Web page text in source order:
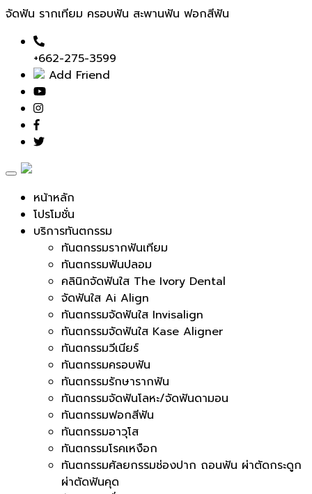
จัดฟัน รากเทียม ครอบฟัน สะพานฟัน ฟอกสีฟัน
+662-275-3599
Add Friend
Toggle
หน้าหลัก
โปรโมชั่น
บริการทันตกรรม
ทันตกรรมรากฟันเทียม
ทันตกรรมฟันปลอม
คลินิกจัดฟันใส The Ivory Dental
จัดฟันใส Ai Align
ทันตกรรมจัดฟันใส Invisalign
ทันตกรรมจัดฟันใส Kase Aligner
ทันตกรรมวีเนียร์
ทันตกรรมครอบฟัน
ทันตกรรมรักษารากฟัน
ทันตกรรมจัดฟันโลหะ/จัดฟันดามอน
ทันตกรรมฟอกสีฟัน
ทันตกรรมอาวุโส
ทันตกรรมโรคเหงือก
ทันตกรรมศัลยกรรมช่องปาก ถอนฟัน ผ่าตัดกระดูก
ผ่าตัดฟันคุด